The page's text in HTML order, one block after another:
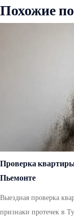
Похожие
Проверка
Пьемонте
Выездная проверка
признаки протечек в